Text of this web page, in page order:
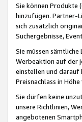
Sie können Produkte
hinzufügen. Partner-
sich zusätzlich
Suchergebnisse,
Sie müssen
Werbeaktion auf der
einstellen und darauf
Preisnachlass in
Sie dürfen keine
unsere Richtlinien,
angebotenen